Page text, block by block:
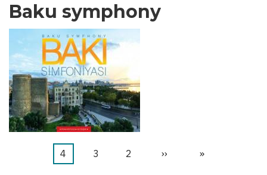
Baku symphony
First
«
Previous
‹‹ الصفحة
2 الصفحة
3
Current
4